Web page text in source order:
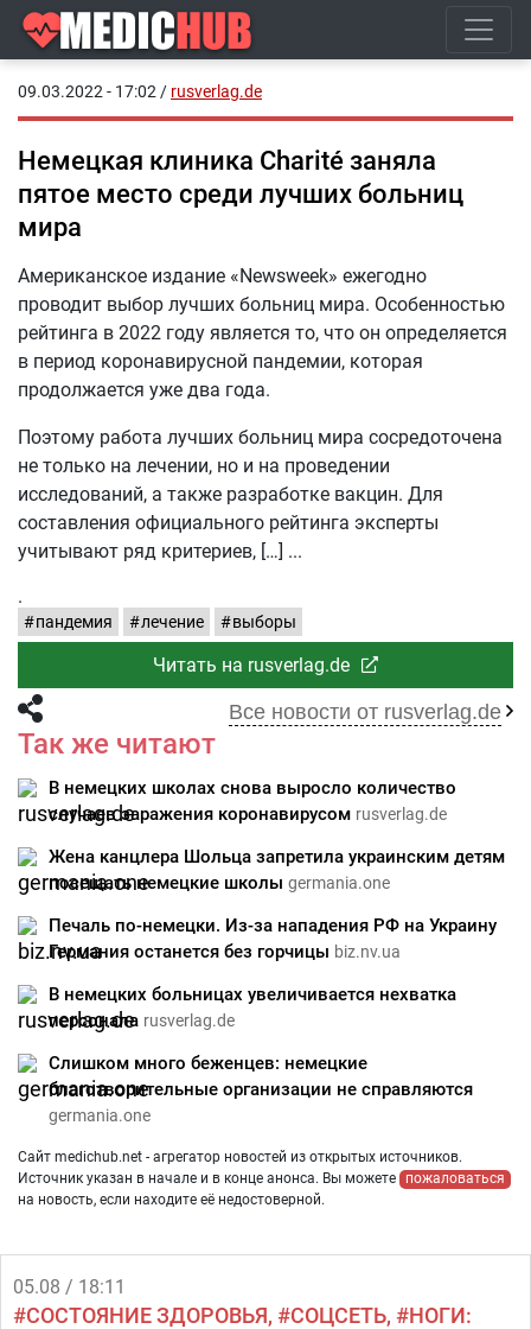
09.03.2022 - 17:02 / rusverlag.de
Немецкая клиника Charité заняла
пятое место среди лучших больниц
мира
Американское издание «Newsweek» ежегодно
проводит выбор лучших больниц мира. Особенностью
рейтинга в 2022 году является то, что он определяется
в период коронавирусной пандемии, которая
продолжается уже два года.
Поэтому работа лучших больниц мира сосредоточена
не только на лечении, но и на проведении
исследований, а также разработке вакцин. Для
составления официального рейтинга эксперты
учитывают ряд критериев, […]
.
пандемия лечение выборы
Читать на rusverlag.de
Все новости от rusverlag.de
Так же читают
В немецких школах снова выросло количество
случаев заражения коронавирусом rusverlag.de
Жена канцлера Шольца запретила украинским детям
посещать немецкие школы germania.one
Печаль по-немецки. Из-за нападения РФ на Украину
Германия останется без горчицы biz.nv.ua
В немецких больницах увеличивается нехватка
персонала rusverlag.de
Слишком много беженцев: немецкие
благотворительные организации не справляются
germania.one
Сайт medichub.net - агрегатор новостей из открытых источников.
Источник указан в начале и в конце анонса. Вы можете
пожаловаться
на новость, если находите её недостоверной.
05.08 / 18:11
СОСТОЯНИЕ ЗДОРОВЬЯ СОЦСЕТЬ НОГИ